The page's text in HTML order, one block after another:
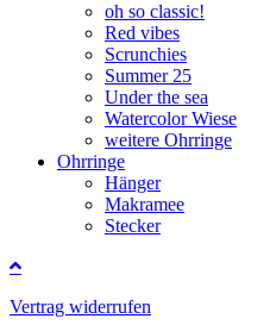
oh so classic!
Red vibes
Scrunchies
Summer 25
Under the sea
Watercolor Wiese
weitere Ohrringe
Ohrringe
Hänger
Makramee
Stecker
Vertrag widerrufen